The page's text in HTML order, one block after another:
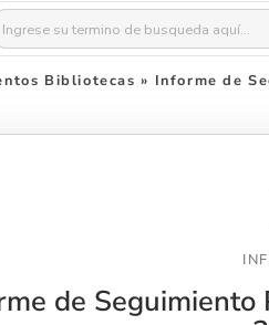
Bibliotecas » Informe de
de